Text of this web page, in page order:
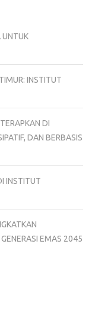
UNTUK
INSTITUT
DI
DAN BERBASIS
INSTITUT
EMAS 2045